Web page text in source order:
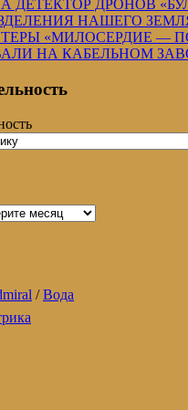
ДЕТЕКТОР ДРОНОВ
НАШЕГО
«МИЛОСЕРДИЕ —
НА КАБЕЛЬНОМ
/Вода